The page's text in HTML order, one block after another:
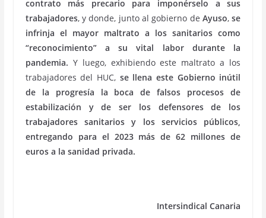
contrato más precario para imponérselo a sus
trabajadores, y donde, junto al gobierno de Ayuso,se
infrinja el mayor maltrato a los sanitarios como
“reconocimiento” a su vital labor durante la
pandemia. Y luego, exhibiendo este maltrato a los
trabajadores del HUC, se llena este Gobierno inútil
de la progresía la boca de falsos procesos de
estabilización y de ser los defensores de los
trabajadores sanitarios y los servicios públicos,
entregando para el 2023 más de 62 millones de
euros a la sanidad privada.
Intersindical Canaria